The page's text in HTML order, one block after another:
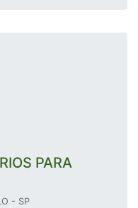
PARA
- SP